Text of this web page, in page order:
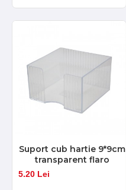
Suport cub hartie 9*9cm
transparent flaro
5.20 Lei